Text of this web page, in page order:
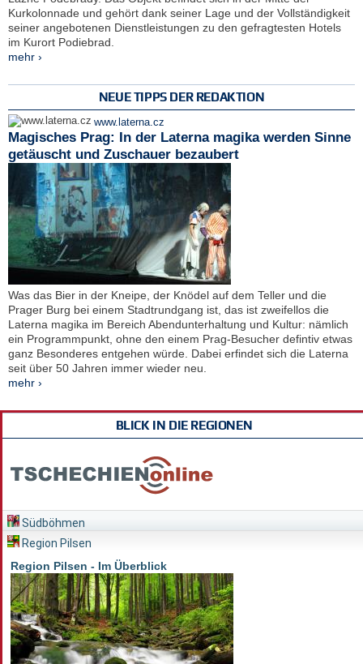
Kurkolonnade und gehört dank seiner Lage und der Vollständigkeit
seiner angebotenen Dienstleistungen zu den gefragtesten Hotels
im Kurort Podiebrad.
mehr ›
NEUE TIPPS DER REDAKTION
www.laterna.cz
Magisches Prag: In der Laterna magika werden Sinne
getäuscht und Zuschauer bezaubert
Was das Bier in der Kneipe, der Knödel auf dem Teller und die
Prager Burg bei einem Stadtrundgang ist, das ist zweifellos die
Laterna magika im Bereich Abendunterhaltung und Kultur: nämlich
ein Programmpunkt, ohne den einem Prag-Besucher defintiv etwas
ganz Besonderes entgehen würde. Dabei erfindet sich die Laterna
seit über 50 Jahren immer wieder neu.
mehr ›
BLICK IN DIE REGIONEN
Südböhmen
Region Pilsen
Region Pilsen - Im Überblick